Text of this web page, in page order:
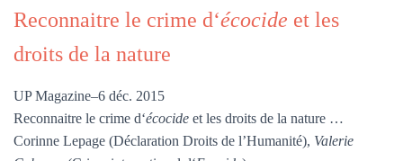
Reconnaitre le crime d‘écocide et les
droits de la nature
UP Magazine–6 déc. 2015
Reconnaitre le crime d‘écocide et les droits de la nature …
Corinne Lepage (Déclaration Droits de l’Humanité), Valerie